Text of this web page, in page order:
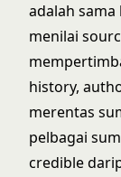
adalah
menilai
history,
merentas
pelbagai
credible